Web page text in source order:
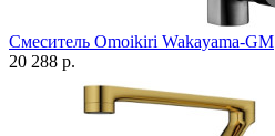
Смеситель Omoikiri Wakayama-GM
20 288 р.